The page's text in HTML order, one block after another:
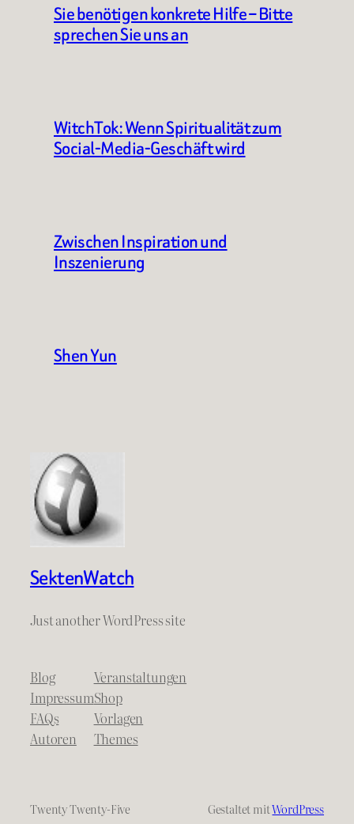
Sie benötigen konkrete Hilfe – Bitte
sprechen Sie uns an
WitchTok: Wenn Spiritualität zum
Social-Media-Geschäft wird
Zwischen Inspiration und
Inszenierung
Shen Yun
SektenWatch
Just another WordPress site
Blog
Impressum
FAQs
Autoren
Veranstaltungen
Shop
Vorlagen
Themes
Twenty Twenty-Five Gestaltet mitWordPress